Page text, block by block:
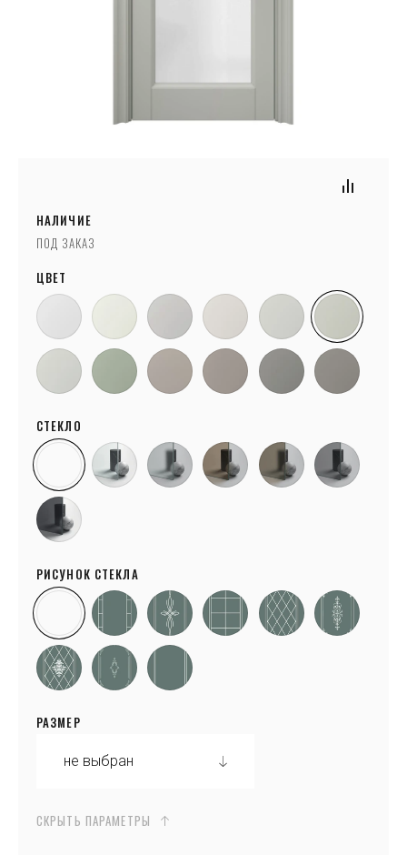
НАЛИЧИЕ
ПОД ЗАКАЗ
ЦВЕТ
СТЕКЛО
РИСУНОК СТЕКЛА
РАЗМЕР
СКРЫТЬ ПАРАМЕТРЫ